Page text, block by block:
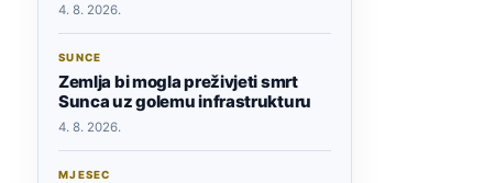
4. 8. 2026.
SUNCE
Zemlja bi mogla preživjeti smrt
Sunca uz golemu infrastrukturu
4. 8. 2026.
MJESEC